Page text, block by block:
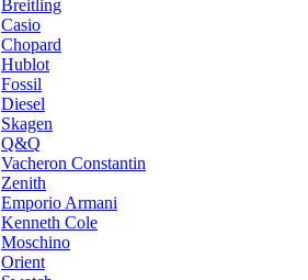
Breitling
Casio
Chopard
Hublot
Fossil
Diesel
Skagen
Q&Q
Vacheron Constantin
Zenith
Emporio Armani
Kenneth Cole
Moschino
Orient